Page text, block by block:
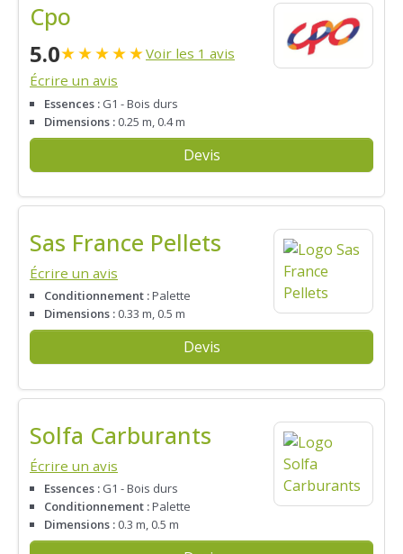
Cpo
5.0★★★★★Voir les 1 avis
Écrire un avis
Essences : G1 - Bois durs
Dimensions : 0.25 m, 0.4 m
Devis
Sas France Pellets
Écrire un avis
Conditionnement :Palette
Dimensions : 0.33 m, 0.5 m
Devis
Solfa Carburants
Écrire un avis
Essences : G1 - Bois durs
Conditionnement :Palette
Dimensions : 0.3 m, 0.5 m